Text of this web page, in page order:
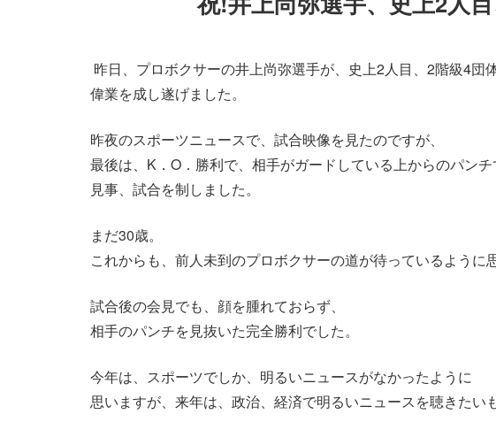
昨日、プロボクサーの井上尚弥選手が、史上2人目、2階級4団
偉業を成し遂げました。
昨夜のスポーツニュースで、試合映像を見たのですが、
最後は、K．O．勝利で、相手がガードしている上からのパン
見事、試合を制しました。
まだ30歳。
これからも、前人未到のプロボクサーの道が待っているように
試合後の会見でも、顔を腫れておらず、
相手のパンチを見抜いた完全勝利でした。
今年は、スポーツでしか、明るいニュースがなかったように
思いますが、来年は、政治、経済で明るいニュースを聴きたい